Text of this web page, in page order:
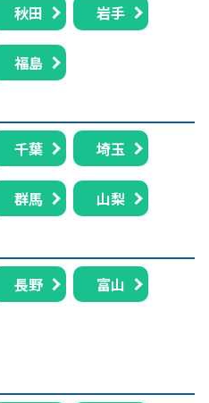
秋田 岩手
福島
千葉 埼玉
群馬
山梨
長野 富山